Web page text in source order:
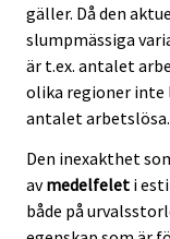
gäller. Då den
slumpmässiga
är t.ex. antalet
olika regioner
antalet arbetslösa.
Den inexakthet
avmedelfelet i
både på